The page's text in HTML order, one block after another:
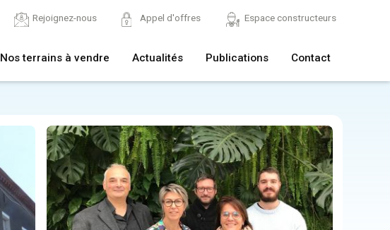
Rejoignez-nous Appel d'offres Espace constructeurs
Nos terrains à vendre Actualités Publications Contact